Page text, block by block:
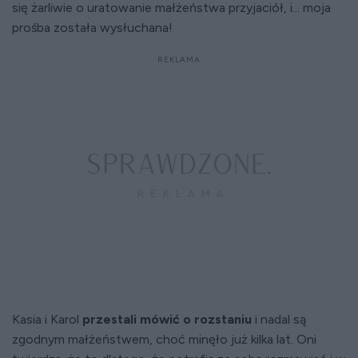
się żarliwie o uratowanie małżeństwa przyjaciół, i... moja
prośba została wysłuchana!
Kasia i Karol przestali mówić o rozstaniu i nadal są
zgodnym małżeństwem, choć minęło już kilka lat. Oni